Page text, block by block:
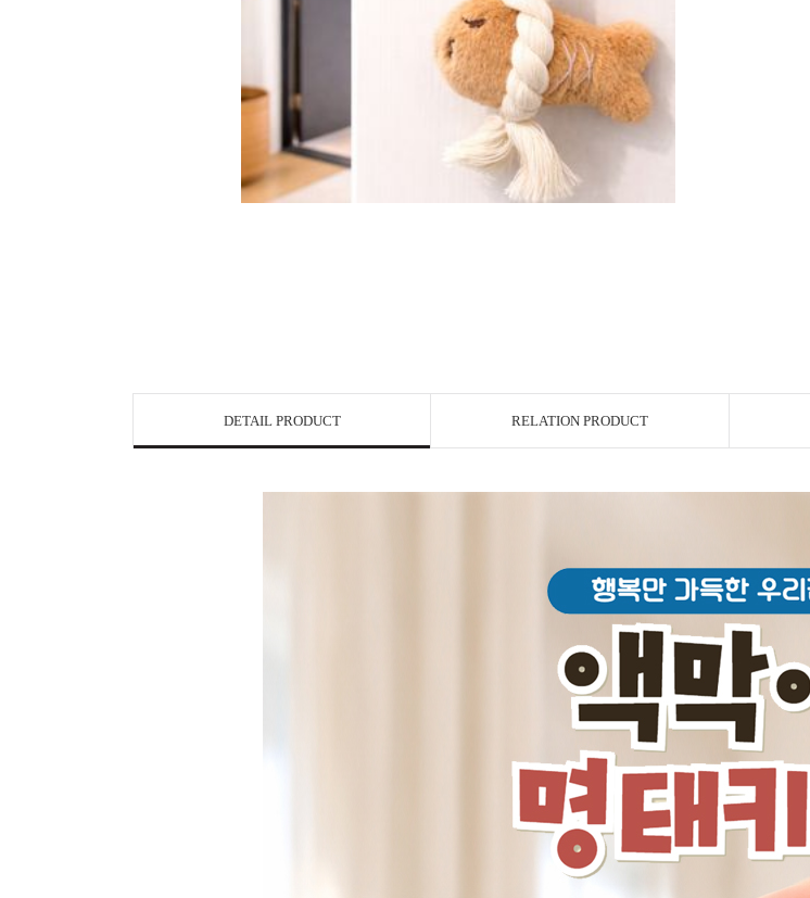
DETAIL PRODUCT RELATION PRODUCT